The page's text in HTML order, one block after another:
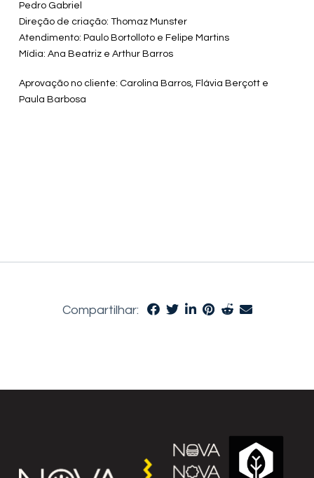
Pedro Gabriel
Direção de criação: Thomaz Munster
Atendimento: Paulo Bortolloto e Felipe Martins
Mídia: Ana Beatriz e Arthur Barros
Aprovação no cliente: Carolina Barros, Flávia Berçott e
Paula Barbosa
Compartilhar: